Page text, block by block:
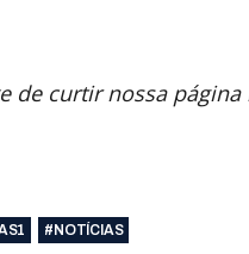
de curtir nossa página
#NOTÍCIAS